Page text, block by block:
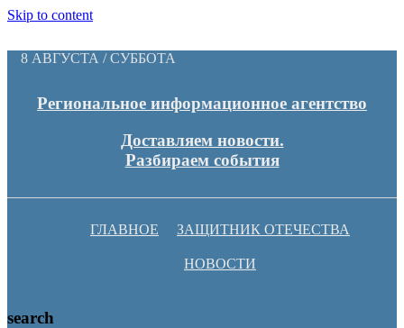
Skip to content
8 АВГУСТА / СУББОТА
Региональное информационное агентство
Доставляем новости.
Разбираем события
ГЛАВНОЕ ЗАЩИТНИК ОТЕЧЕСТВА
НОВОСТИ
search